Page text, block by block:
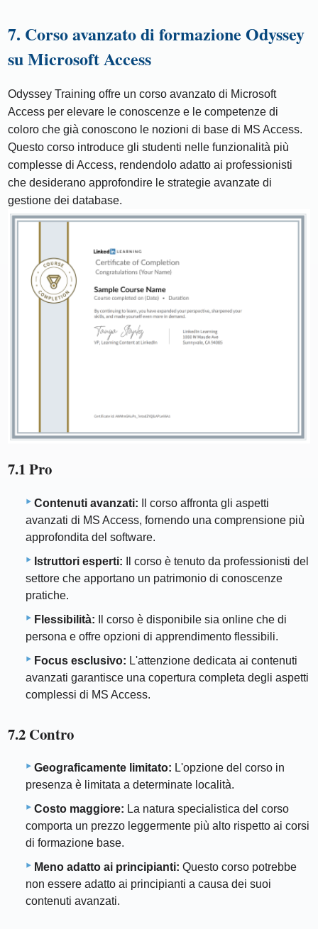
7. Corso avanzato di formazione Odyssey
su Microsoft Access
Odyssey Training offre un corso avanzato di Microsoft
Access per elevare le conoscenze e le competenze di
coloro che già conoscono le nozioni di base di MS Access.
Questo corso introduce gli studenti nelle funzionalità più
complesse di Access, rendendolo adatto ai professionisti
che desiderano approfondire le strategie avanzate di
gestione dei database.
7.1 Pro
Contenuti avanzati: Il corso affronta gli aspetti
avanzati di MS Access, fornendo una comprensione più
approfondita del software.
Istruttori esperti: Il corso è tenuto da professionisti del
settore che apportano un patrimonio di conoscenze
pratiche.
Flessibilità: Il corso è disponibile sia online che di
persona e offre opzioni di apprendimento flessibili.
Focus esclusivo: L'attenzione dedicata ai contenuti
avanzati garantisce una copertura completa degli aspetti
complessi di MS Access.
7.2 Contro
Geograficamente limitato: L'opzione del corso in
presenza è limitata a determinate località.
Costo maggiore: La natura specialistica del corso
comporta un prezzo leggermente più alto rispetto ai corsi
di formazione base.
Meno adatto ai principianti: Questo corso potrebbe
non essere adatto ai principianti a causa dei suoi
contenuti avanzati.